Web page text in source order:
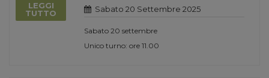
LEGGI
TUTTO
Sabato 20 Settembre 2025
Sabato 20 settembre
Unico turno: ore 11.00